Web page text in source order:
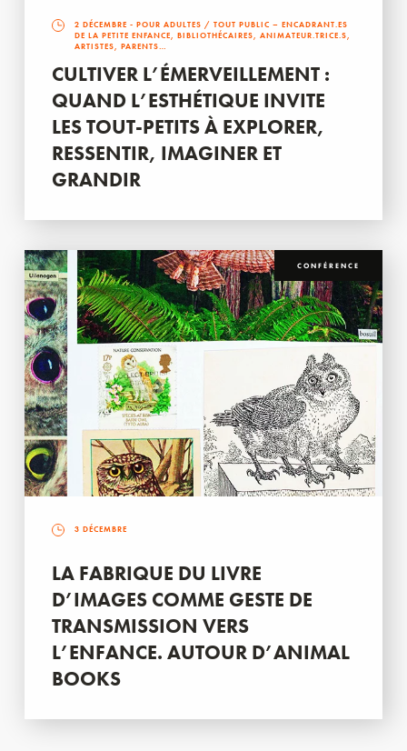
2 DÉCEMBRE - POUR ADULTES / TOUT PUBLIC – ENCADRANT.ES
DE LA PETITE ENFANCE, BIBLIOTHÉCAIRES, ANIMATEUR.TRICE.S,
ARTISTES, PARENTS…
CULTIVER L’ÉMERVEILLEMENT :
QUAND L’ESTHÉTIQUE INVITE
LES TOUT-PETITS À EXPLORER,
RESSENTIR, IMAGINER ET
GRANDIR
CONFÉRENCE
3 DÉCEMBRE
LA FABRIQUE DU LIVRE
D’IMAGES COMME GESTE DE
TRANSMISSION VERS
L’ENFANCE. AUTOUR D’ANIMAL
BOOKS